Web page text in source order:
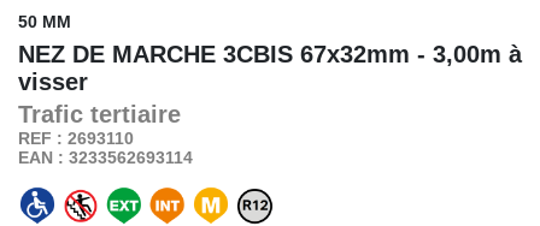
50 MM
NEZ DE MARCHE 3CBIS 67x32mm - 3,00m à
visser
Trafic tertiaire
REF : 2693110
EAN : 3233562693114